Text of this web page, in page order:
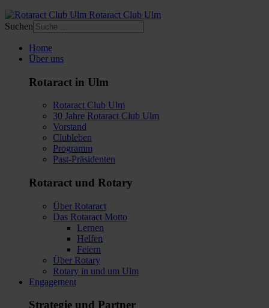
Rotaract Club Ulm
Suchen
Home
Über uns
Rotaract in Ulm
Rotaract Club Ulm
30 Jahre Rotaract Club Ulm
Vorstand
Clubleben
Programm
Past-Präsidenten
Rotaract und Rotary
Über Rotaract
Das Rotaract Motto
Lernen
Helfen
Feiern
Über Rotary
Rotary in und um Ulm
Engagement
Strategie und Partner